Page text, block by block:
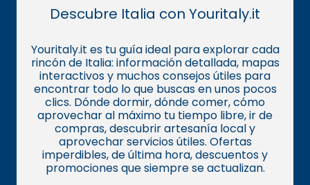
Descubre Italia con Youritaly.it
Youritaly.it es tu guía ideal para explorar cada
rincón de Italia: información detallada, mapas
interactivos y muchos consejos útiles para
encontrar todo lo que buscas en unos pocos
clics. Dónde dormir, dónde comer, cómo
aprovechar al máximo tu tiempo libre, ir de
compras, descubrir artesanía local y
aprovechar servicios útiles. Ofertas
imperdibles, de última hora, descuentos y
promociones que siempre se actualizan.